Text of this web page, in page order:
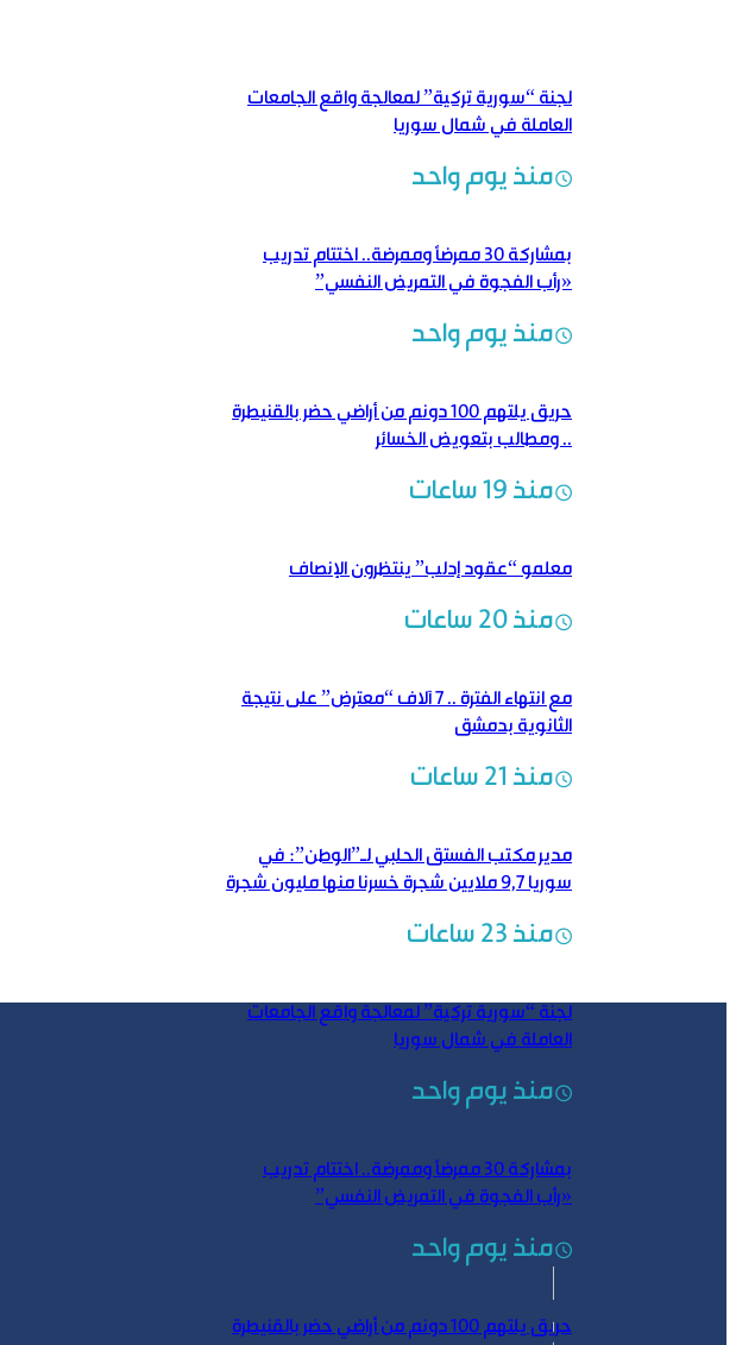
لجنة “سورية تركية” لمعالجة واقع الجامعات
العاملة في شمال سوريا
منذ يوم واحد
بمشاركة 30 ممرضاً وممرضة.. اختتام تدريب
«رأب الفجوة في التمريض النفسي”
منذ يوم واحد
حريق يلتهم 100 دونم من أراضي حضر بالقنيطرة
.. ومطالب بتعويض الخسائر
منذ 19 ساعات
معلمو “عقود إدلب” ينتظرون الإنصاف
منذ 20 ساعات
مع انتهاء الفترة .. 7 آلاف “معترض” على نتيجة
الثانوية بدمشق
منذ 21 ساعات
مدير مكتب الفستق الحلبي لـ”الوطن”: في
سوريا 9,7 ملايين شجرة خسرنا منها مليون شجرة
منذ 23 ساعات
لجنة “سورية تركية” لمعالجة واقع الجامعات
العاملة في شمال سوريا
منذ يوم واحد
بمشاركة 30 ممرضاً وممرضة.. اختتام تدريب
«رأب الفجوة في التمريض النفسي”
منذ يوم واحد
حريق يلتهم 100 دونم من أراضي حضر بالقنيطرة